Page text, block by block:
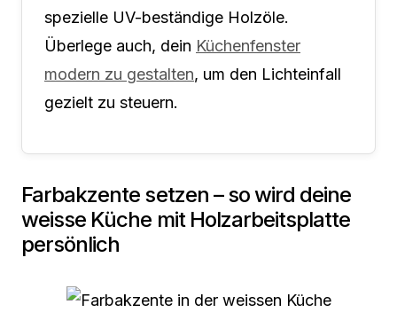
spezielle UV-beständige Holzöle.
Überlege auch, dein Küchenfenster
modern zu gestalten, um den Lichteinfall
gezielt zu steuern.
Farbakzente setzen – so wird deine
weisse Küche mit Holzarbeitsplatte
persönlich